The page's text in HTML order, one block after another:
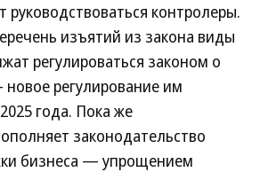
руководствоваться контролеры.
изъятий из закона виды
регулироваться законом о
регулирование им
года. Пока же
законодательство
бизнеса — упрощением